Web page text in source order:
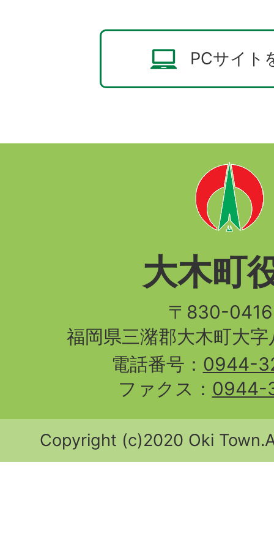
PCサイト
大木町
〒830-
福岡県三潴郡大木町大
電話番号： 0944-
ファクス： 0944-
Copyright (c)2020 Oki